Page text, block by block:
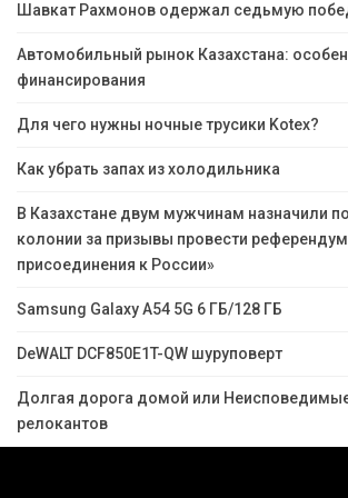
Шавкат Рахмонов одержал седьмую
Автомобильный рынок Казахстана:
финансирования
Для чего нужны ночные трусики Kotex?
Как убрать запах из холодильника
В Казахстане двум мужчинам назначили
колонии за призывы провести
присоединения к России»
Samsung Galaxy A54 5G 6 ГБ/128 ГБ
DeWALT DCF850E1T-QW шуруповерт
Долгая дорога домой или Неисповедимые
релокантов